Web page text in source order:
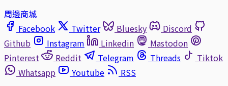
周邊商城
Facebook
Twitter Bluesky
Discord
Github
Instagram Linkedin
Mastodon
Pinterest
Reddit Telegram Threads
Tiktok
Whatsapp
Youtube
RSS